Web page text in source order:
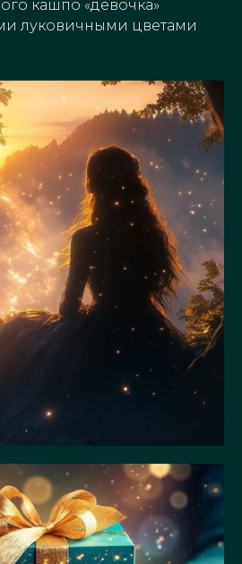
кашпо «девочка»
луковичными цветами